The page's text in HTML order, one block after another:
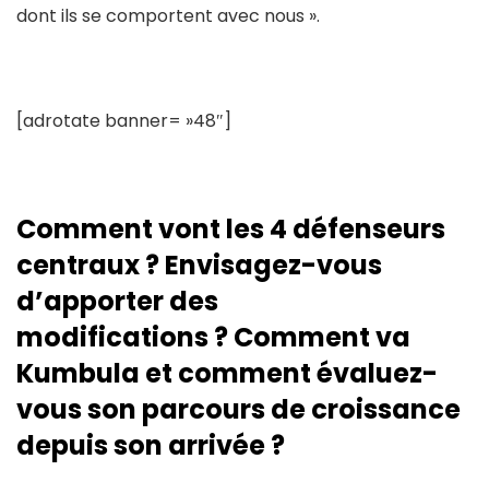
dont ils se comportent avec nous ».
[adrotate banner= »48″]
Comment vont les 4 défenseurs
centraux ? Envisagez-vous
d’apporter des
modifications ? Comment va
Kumbula et comment évaluez-
vous son parcours de croissance
depuis son arrivée ?